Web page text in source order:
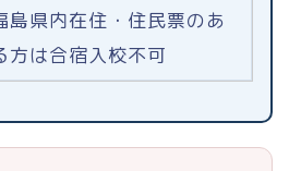
島県内在住・住民票のあ
方は合宿入校不可